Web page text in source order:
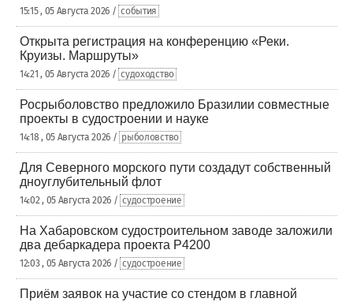
15:15 , 05 Августа 2026 / события
Открыта регистрация на конференцию «Реки.
Круизы. Маршруты»
14:21 , 05 Августа 2026 / судоходство
Росрыболовство предложило Бразилии совместные
проекты в судостроении и науке
14:18 , 05 Августа 2026 / рыболовство
Для Северного морского пути создадут собственный
дноуглубительный флот
14:02 , 05 Августа 2026 / судостроение
На Хабаровском судостроительном заводе заложили
два дебаркадера проекта Р4200
12:03 , 05 Августа 2026 / судостроение
Приём заявок на участие со стендом в главной